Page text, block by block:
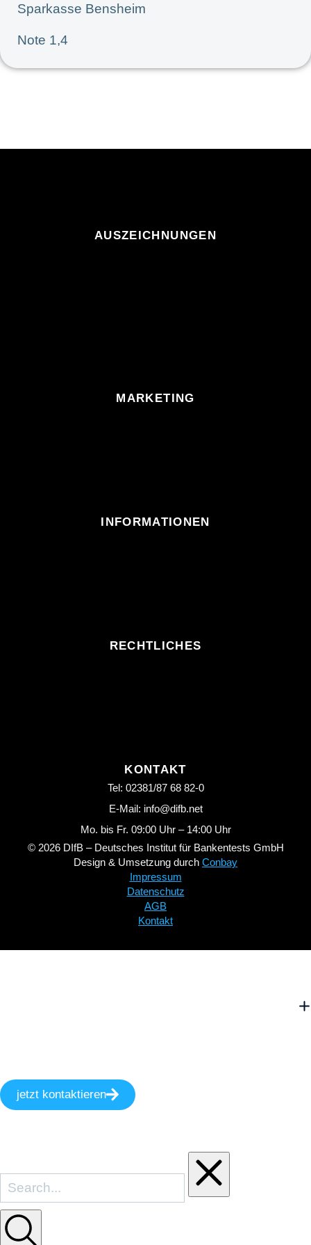
Sparkasse Bensheim
Note 1,4
AUSZEICHNUNGEN
MARKETING
INFORMATIONEN
RECHTLICHES
KONTAKT
Tel: 02381/87 68 82-0
E-Mail: info@difb.net
Mo. bis Fr. 09:00 Uhr – 14:00 Uhr
© 2026 DIfB – Deutsches Institut für Bankentests GmbH
Design & Umsetzung durch Conbay
Impressum
Datenschutz
AGB
Kontakt
jetzt kontaktieren